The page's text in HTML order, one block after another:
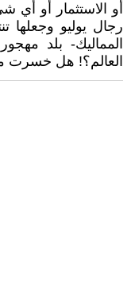
أو الاستثمار أو
رجال يوليو
المماليك- بلد
العالم؟! هل خسرت